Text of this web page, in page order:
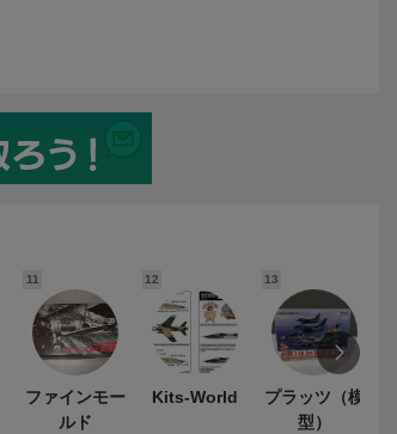
11
ファインモー
ルド
12
Kits-World
13
プラッツ（模
型）